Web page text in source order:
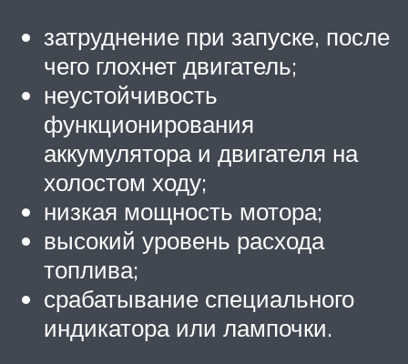
затруднение при запуске, после
чего глохнет двигатель;
неустойчивость
функционирования
аккумулятора и двигателя на
холостом ходу;
низкая мощность мотора;
высокий уровень расхода
топлива;
срабатывание специального
индикатора или лампочки.